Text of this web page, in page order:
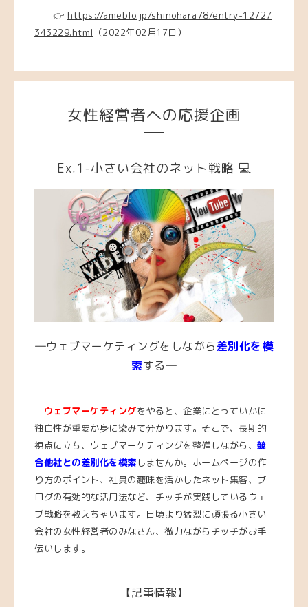
👉 https://ameblo.jp/shinohara78/entry-12727
343229.html （2022年02月17日）
女性経営者への応援企画
Ex.1-小さい会社のネット戦略 💻
―ウェブマーケティングをしながら差別化を模
索する―
ウェブマーケティングをやると、企業にとっていかに
独自性が重要か身に染みて分かります。そこで、長期的
視点に立ち、ウェブマーケティングを整備しながら、 競
合他社との差別化を模索 しませんか。ホームページの作
り方のポイント、社員の趣味を活かしたネット集客、ブ
ログの有効的な活用法など、チッチが実践しているウェ
ブ戦略を教えちゃいます。日頃より猛烈に頑張る小さい
会社の女性経営者のみなさん、微力ながらチッチがお手
伝いします。
【記事情報】